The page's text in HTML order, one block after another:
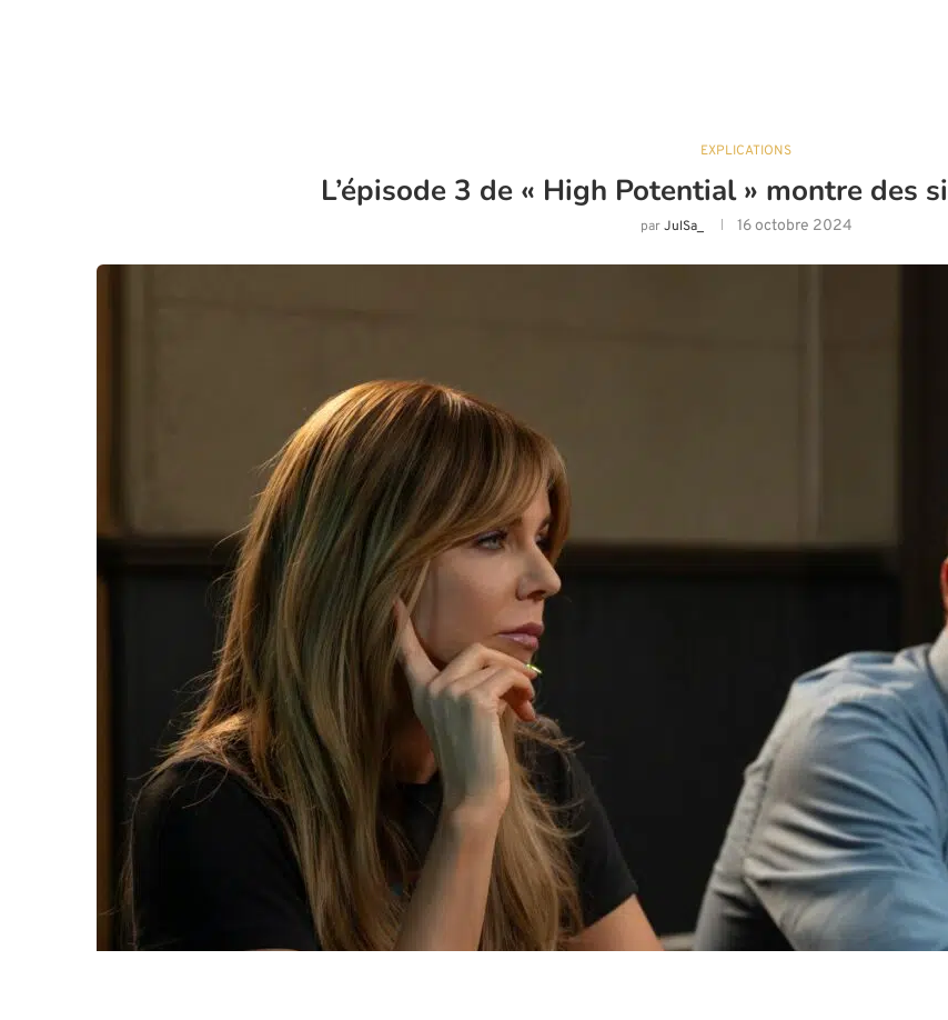
EXPLICATIONS
L’épisode 3 de « High Potential » montre des
parJulSa_ 16 octobre 2024